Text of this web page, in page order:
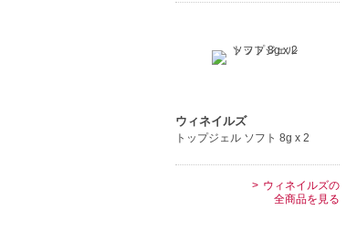
ウィネイルズ
トップジェル ソフト 8g x 2
ウィネイルズの
全商品を見る